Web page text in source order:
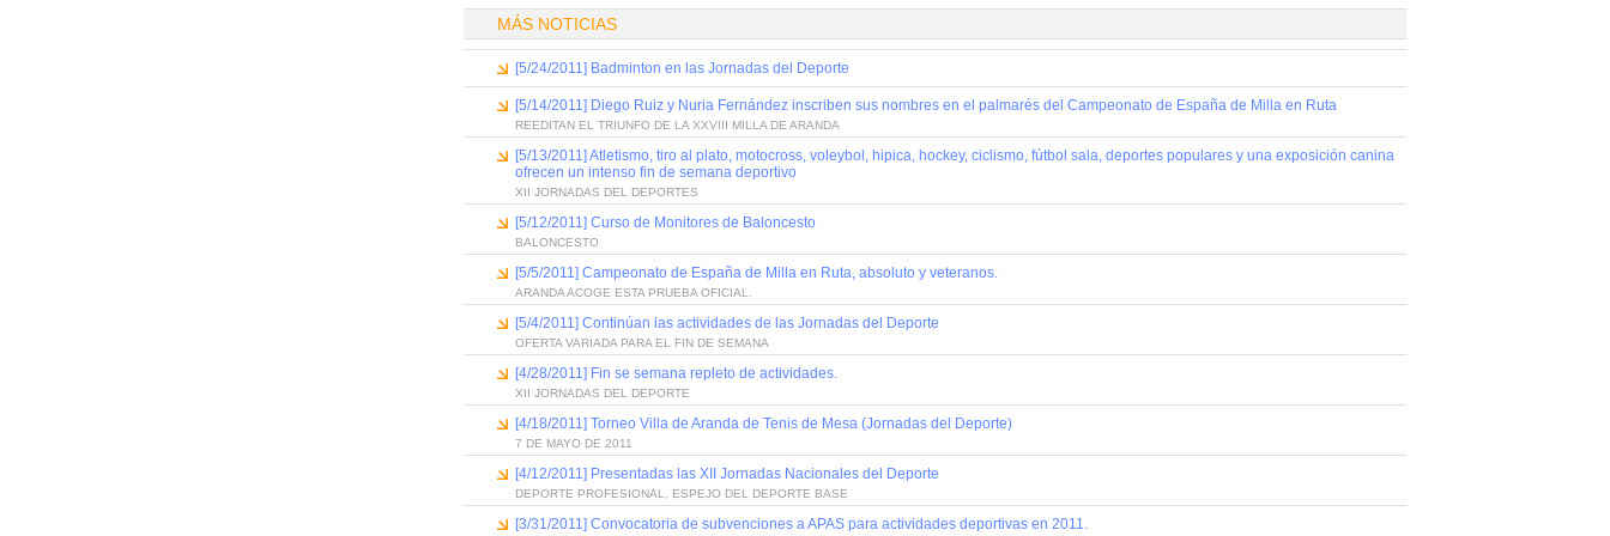
MÁS NOTICIAS
[5/24/2011] Badminton en las Jornadas del Deporte
[5/14/2011] Diego Ruiz y Nuria Fernández inscriben sus nombres en el palmarés del Campeonato de España de Milla en Ruta
REEDITAN EL TRIUNFO DE LA XXVIII MILLA DE ARANDA
[5/13/2011] Atletismo, tiro al plato, motocross, voleybol, hipica, hockey, ciclismo, fútbol sala, deportes populares y una exposición canina
ofrecen un intenso fin de semana deportivo
XII JORNADAS DEL DEPORTES
[5/12/2011] Curso de Monitores de Baloncesto
BALONCESTO
[5/5/2011] Campeonato de España de Milla en Ruta, absoluto y veteranos.
ARANDA ACOGE ESTA PRUEBA OFICIAL.
[5/4/2011] Continúan las actividades de las Jornadas del Deporte
OFERTA VARIADA PARA EL FIN DE SEMANA
[4/28/2011] Fin se semana repleto de actividades.
XII JORNADAS DEL DEPORTE
[4/18/2011] Torneo Villa de Aranda de Tenis de Mesa (Jornadas del Deporte)
7 DE MAYO DE 2011
[4/12/2011] Presentadas las XII Jornadas Nacionales del Deporte
DEPORTE PROFESIONAL, ESPEJO DEL DEPORTE BASE
[3/31/2011] Convocatoria de subvenciones a APAS para actividades deportivas en 2011.